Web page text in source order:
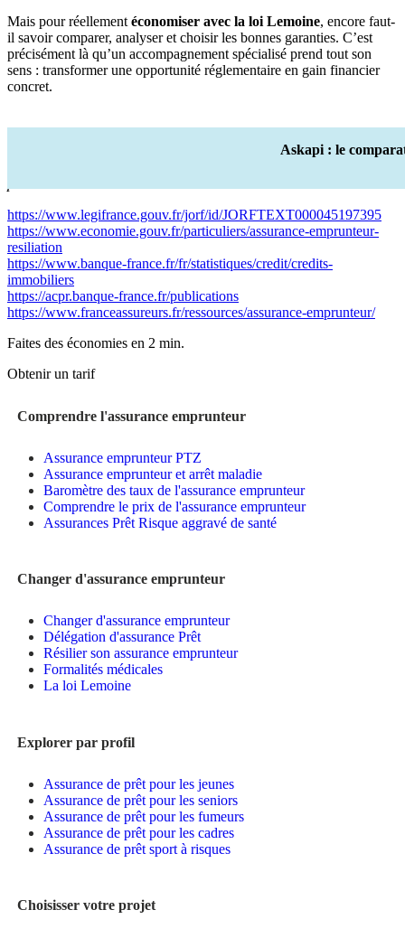
Mais pour réellement économiser avec la loi Lemoine, encore faut-
il savoir comparer, analyser et choisir les bonnes garanties. C’est
précisément là qu’un accompagnement spécialisé prend tout son
sens : transformer une opportunité réglementaire en gain financier
concret.
Askapi : le
https://www.legifrance.gouv.fr/jorf/id/JORFTEXT000045197395
https://www.economie.gouv.fr/particuliers/assurance-emprunteur-
resiliation
https://www.banque-france.fr/fr/statistiques/credit/credits-
immobiliers
https://acpr.banque-france.fr/publications
https://www.franceassureurs.fr/ressources/assurance-emprunteur/
Faites des économies en 2 min.
Obtenir un tarif
Comprendre l'assurance emprunteur
Assurance emprunteur PTZ
Assurance emprunteur et arrêt maladie
Baromètre des taux de l'assurance emprunteur
Comprendre le prix de l'assurance emprunteur
Assurances Prêt Risque aggravé de santé
Changer d'assurance emprunteur
Changer d'assurance emprunteur
Délégation d'assurance Prêt
Résilier son assurance emprunteur
Formalités médicales
La loi Lemoine
Explorer par profil
Assurance de prêt pour les jeunes
Assurance de prêt pour les seniors
Assurance de prêt pour les fumeurs
Assurance de prêt pour les cadres
Assurance de prêt sport à risques
Choisisser votre projet